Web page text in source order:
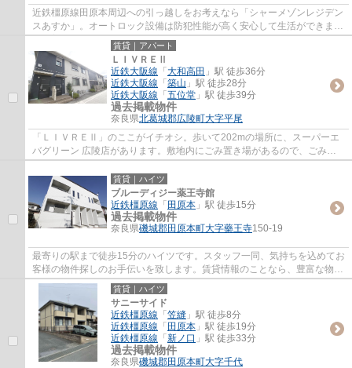
近鉄橿原線田原本周辺への引っ越しをお考えなら「シャーメゾンレジデン
スあすか」。オートロック設備は防犯性能が高く安心して生活ができま
す。普段からパソコンを使う方にオススメ物...
賃貸｜アパート
ＬＩＶＲＥⅡ
近鉄大阪線 「 大和高田 」駅 徒歩36分
近鉄大阪線 「 築山 」駅 徒歩28分
近鉄大阪線 「 五位堂 」駅 徒歩39分
過去掲載物件
奈良県北葛城郡広陵町大字平尾
「ＬＩＶＲＥⅡ」のここがイチオシ。歩いて202mの場所に、スーパーエ
バグリーン 広陵店があります。敷地内にごみ置き場があるので、ごみ出
しも便利です。上階なしの物件です。当社スタ...
賃貸｜ハイツ
ブルーディジー薬王寺館
近鉄橿原線 「 田原本 」駅 徒歩15分
過去掲載物件
奈良県磯城郡田原本町大字藥王寺150-19
最寄りの駅まで徒歩15分のハイツです。スタッフ一同、気持ちを込めてお
客様の物件探しのお手伝いを致します。賃貸情報のことなら、豊富な物件
情報を取り扱う当社にぜひお問い合わせ下...
賃貸｜ハイツ
サニーサイド
近鉄橿原線 「 笠縫 」駅 徒歩8分
近鉄橿原線 「 田原本 」駅 徒歩19分
近鉄橿原線 「 新ノ口 」駅 徒歩33分
過去掲載物件
奈良県磯城郡田原本町大字千代